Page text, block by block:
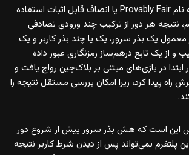
آویاتور از سیستمی به نام Provably Fair یا انصاف قابل اثبات استفاده
نتیجه هر دور از ترکیب چند ورودی تصادفی
یک بذر سرور، یک یا چند بذر کاربر و یک
و از یک تابع درهم‌ساز رمزنگاری عبور داده
در بازی‌های مبتنی بر بلاک‌چین رواج یافت و
پیدا کرد، زیرا امکان بررسی مستقل نتیجه را
این است که هش بذر سرور پیش از شروع دور
پلتفرم نمی‌تواند پس از دیدن شرط کاربر نتیجه